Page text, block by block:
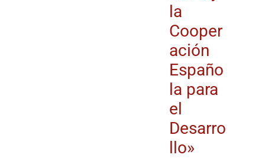
la
Cooper
ación
Españo
la para
el
Desarro
llo»